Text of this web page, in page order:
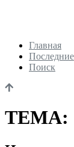
Главная
Последние
Поиск
ТЕМА: